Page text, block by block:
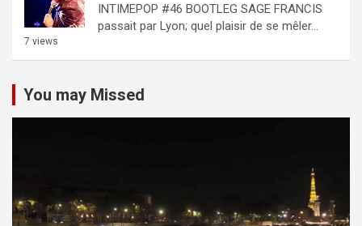
INTIMEPOP #46 BOOTLEG SAGE FRANCIS
passait par Lyon; quel plaisir de se mêler...
7 views
You may Missed